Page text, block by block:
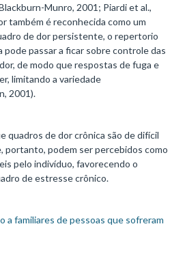
Munro, 2001; Piardi et al.,
também é reconhecida como um
de dor persistente, o repertorio
passar a ficar sobre controle das
de modo que respostas de fuga e
limitando a variedade
2001).
quadros de dor crônica são de difícil
portanto, podem ser percebidos como
pelo indivíduo, favorecendo o
de estresse crônico.
a familiares de pessoas que sofreram